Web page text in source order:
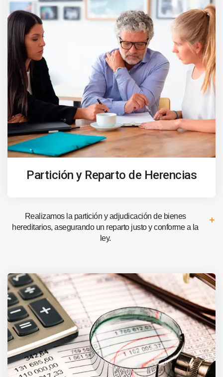
Partición y Reparto de Herencias
Realizamos la partición y adjudicación de bienes
hereditarios, asegurando un reparto justo y conforme a la
ley.